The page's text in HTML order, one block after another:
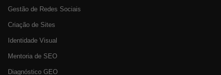
Gestão de Redes Sociais
Criação de Sites
Identidade Visual
Mentoria de SEO
Diagnóstico GEO